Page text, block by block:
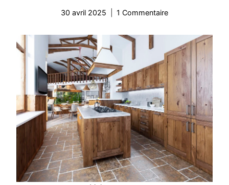
30 avril 2025 1 Commentaire